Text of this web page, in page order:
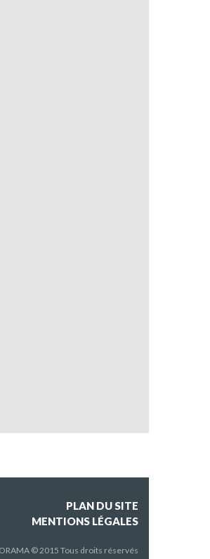
PLAN DU SITE
MENTIONS LÉGALES
© 2015 Tous droits réservés